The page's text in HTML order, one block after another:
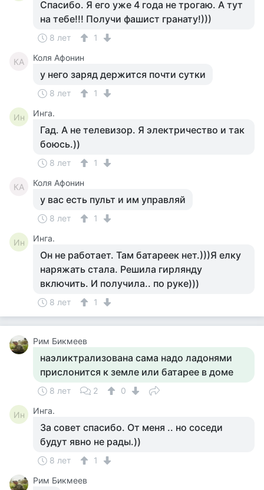
Спасибо. Я его уже 4 года не трогаю. А тут
на тебе!!! Получи фашист гранату!)))
8 лет 1
КА Коля Афонин
у него заряд держится почти сутки
8 лет 1
Ин Инга.
Гад. А не телевизор. Я электричество и так
боюсь.))
8 лет 1
КА Коля Афонин
у вас есть пульт и им управляй
8 лет 1
Ин Инга.
Он не работает. Там батареек нет.)))Я елку
наряжать стала. Решила гирлянду
включить. И получила.. по руке)))
8 лет 1
Рим Бикмеев
наэликтрализована сама надо ладонями
прислонится к земле или батарее в доме
8 лет 2 0
Ин Инга.
За совет спасибо. От меня .. но соседи
будут явно не рады.))
8 лет
1
Рим Бикмеев